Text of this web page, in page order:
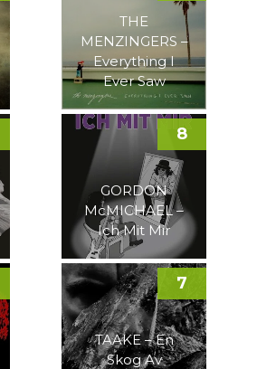
THE
MENZINGERS –
Everything I
Ever Saw
GORDON
McMICHAEL –
Ich Mit Mir
8
TAAKE – En
Skog Av
7